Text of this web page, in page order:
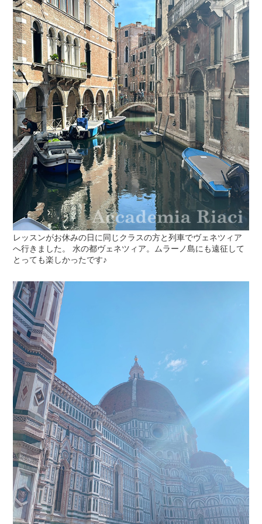
レッスンがお休みの日に同じクラスの方と列車でヴェネツィア
へ行きました。 水の都ヴェネツィア。ムラーノ島にも遠征して
とっても楽しかったです♪